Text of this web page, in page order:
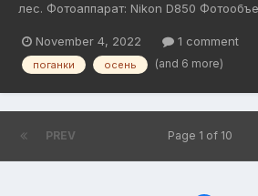
лес. Фотоаппарат: Nikon D850
November 4, 2022
1 comment
поганки осень (and 6 more)
PREV Page 1 of 10